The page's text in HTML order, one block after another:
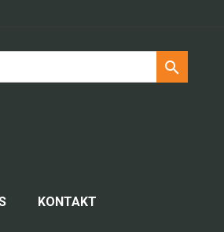

KONTAKT